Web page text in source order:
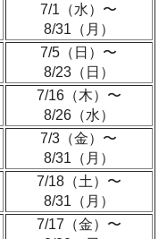
7/1（水）〜
8/31（月）
7/5（日）〜
8/23（日）
7/16（木）〜
8/26（水）
7/3（金）〜
8/31（月）
7/18（土）〜
8/31（月）
7/17（金）〜